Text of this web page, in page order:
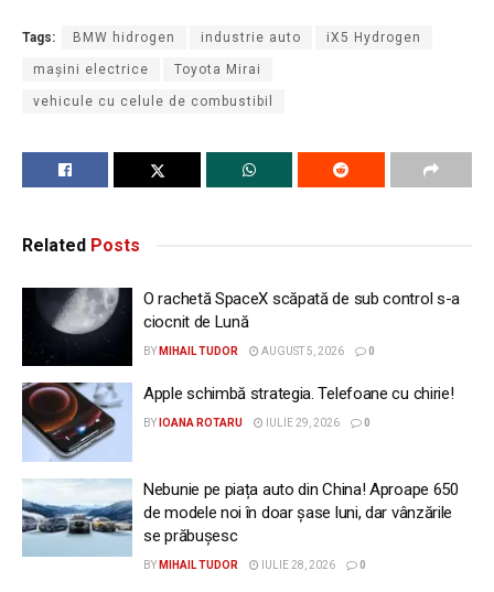
Tags: BMW hidrogen industrie auto iX5 Hydrogen
mașini electrice Toyota Mirai
vehicule cu celule de combustibil
Related Posts
O rachetă SpaceX scăpată de sub control s-a
ciocnit de Lună
BY MIHAIL TUDOR AUGUST 5, 2026 0
Apple schimbă strategia. Telefoane cu chirie!
BY IOANA ROTARU IULIE 29, 2026 0
Nebunie pe piața auto din China! Aproape 650
de modele noi în doar șase luni, dar vânzările
se prăbușesc
BY MIHAIL TUDOR IULIE 28, 2026 0